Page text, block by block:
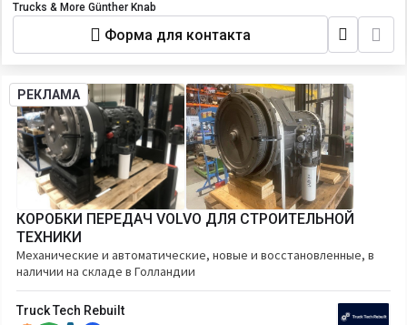
Trucks & More Günther Knab
Форма для контакта
РЕКЛАМА
КОРОБКИ ПЕРЕДАЧ VOLVO ДЛЯ СТРОИТЕЛЬНОЙ
ТЕХНИКИ
Механические и автоматические, новые и восстановленные, в
наличии на складе в Голландии
Truck Tech Rebuilt